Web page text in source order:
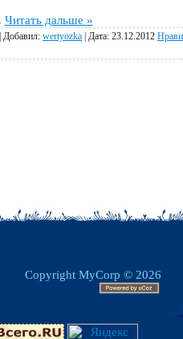
Читать дальше »
Добавил: wertyozka | Дата: 23.12.2012
Copyright MyCorp © 2026